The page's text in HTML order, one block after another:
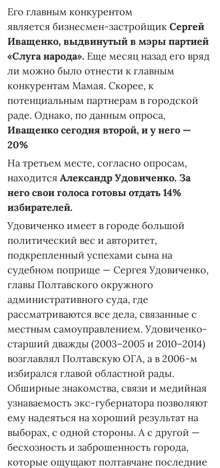
Его главным конкурентом
является бизнесмен-застройщик Сергей
Иващенко, выдвинутый в мэры партией
«Слуга народа». Еще месяц назад его вряд
ли можно было отнести к главным
конкурентам Мамая. Скорее, к
потенциальным партнерам в городской
раде. Однако, по данным опроса,
Иващенко сегодня второй, и у него —
20%
На третьем месте, согласно опросам,
находится Александр Удовиченко. За
него свои голоса готовы отдать 14%
избирателей.
Удовиченко имеет в городе большой
политический вес и авторитет,
подкрепленный успехами сына на
судебном поприще — Сергея Удовиченко,
главы Полтавского окружного
административного суда, где
рассматриваются все дела, связанные с
местным самоуправлением. Удовиченко-
старший дважды (2003–2005 и 2010–2014)
возглавлял Полтавскую ОГА, а в 2006-м
избирался главой областной рады.
Обширные знакомства, связи и медийная
узнаваемость экс-губернатора позволяют
ему надеяться на хороший результат на
выборах, с одной стороны. А с другой —
бесхозность и заброшенность города,
которые ощущают полтавчане последние